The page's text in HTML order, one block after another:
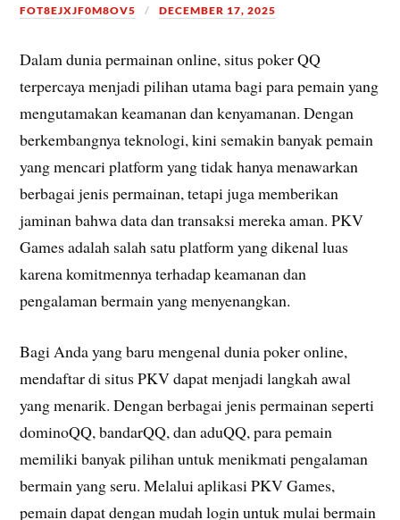
FOT8EJXJF0M8OV5 DECEMBER 17, 2025
Dalam dunia permainan online, situs poker QQ
terpercaya menjadi pilihan utama bagi para pemain yang
mengutamakan keamanan dan kenyamanan. Dengan
berkembangnya teknologi, kini semakin banyak pemain
yang mencari platform yang tidak hanya menawarkan
berbagai jenis permainan, tetapi juga memberikan
jaminan bahwa data dan transaksi mereka aman. PKV
Games adalah salah satu platform yang dikenal luas
karena komitmennya terhadap keamanan dan
pengalaman bermain yang menyenangkan.
Bagi Anda yang baru mengenal dunia poker online,
mendaftar di situs PKV dapat menjadi langkah awal
yang menarik. Dengan berbagai jenis permainan seperti
dominoQQ, bandarQQ, dan aduQQ, para pemain
memiliki banyak pilihan untuk menikmati pengalaman
bermain yang seru. Melalui aplikasi PKV Games,
pemain dapat dengan mudah login untuk mulai bermain